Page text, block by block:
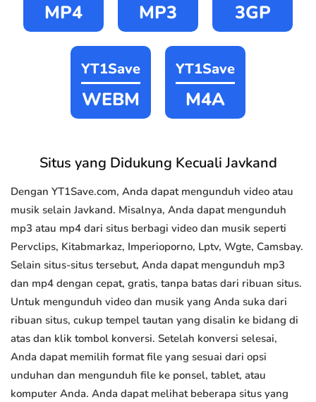
MP4 MP3 3GP
YT1Save
WEBM
YT1Save
M4A
Situs yang Didukung Kecuali Javkand
Dengan YT1Save.com, Anda dapat mengunduh video atau
musik selain Javkand. Misalnya, Anda dapat mengunduh
mp3 atau mp4 dari situs berbagi video dan musik seperti
Pervclips, Kitabmarkaz, Imperioporno, Lptv, Wgte, Camsbay.
Selain situs-situs tersebut, Anda dapat mengunduh mp3
dan mp4 dengan cepat, gratis, tanpa batas dari ribuan situs.
Untuk mengunduh video dan musik yang Anda suka dari
ribuan situs, cukup tempel tautan yang disalin ke bidang di
atas dan klik tombol konversi. Setelah konversi selesai,
Anda dapat memilih format file yang sesuai dari opsi
unduhan dan mengunduh file ke ponsel, tablet, atau
komputer Anda. Anda dapat melihat beberapa situs yang